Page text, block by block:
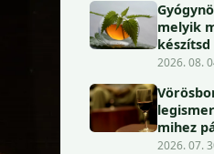
melyik
készítsd
2026. 08.
mihez
2026. 07.